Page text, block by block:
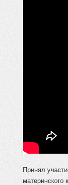
Принял
материнского